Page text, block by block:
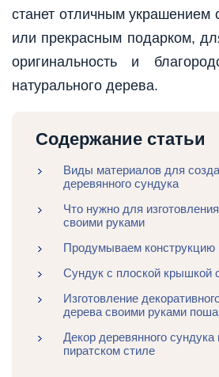
станет отличным украшением
или прекрасным подарком,
оригинальность и
натурального дерева.
Содержание статьи
Виды материалов для
деревянного сундука
Что нужно для
своими руками
Продумываем конструкцию
Сундук с плоской крышкой
Изготовление
дерева своими руками
Декор деревянного сундука
пиратском стиле